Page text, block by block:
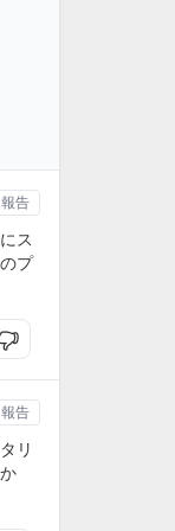
ス
プ
報告
リ
報告